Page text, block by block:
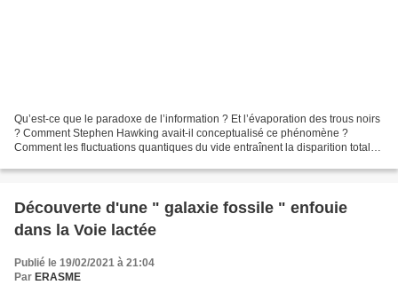
Qu’est-ce que le paradoxe de l’information ? Et l’évaporation des trous noirs
? Comment Stephen Hawking avait-il conceptualisé ce phénomène ?
Comment les fluctuations quantiques du vide entraînent la disparition totale
Découverte d'une " galaxie fossile " enfouie
dans la Voie lactée
Publié le 19/02/2021 à 21:04
Par ERASME